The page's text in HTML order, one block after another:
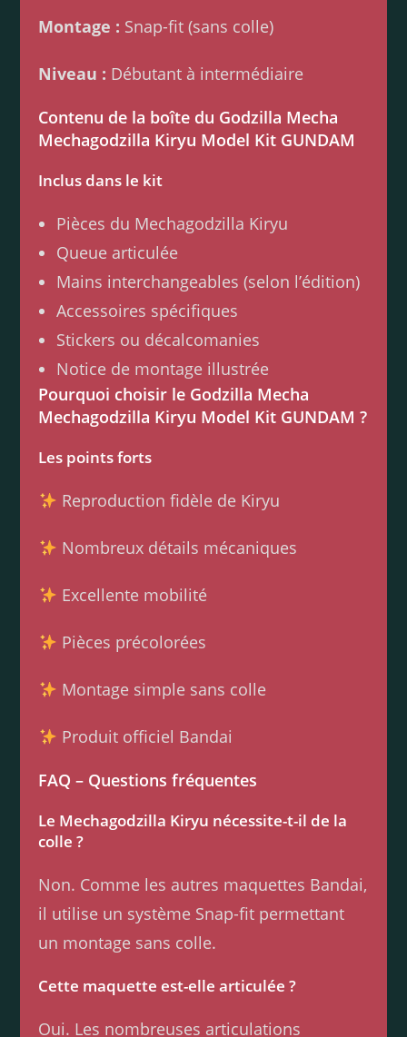
Montage : Snap-fit (sans colle)
Niveau : Débutant à intermédiaire
Contenu de la boîte du Godzilla Mecha
Mechagodzilla Kiryu Model Kit GUNDAM
Inclus dans le kit
Pièces du Mechagodzilla Kiryu
Queue articulée
Mains interchangeables (selon l’édition)
Accessoires spécifiques
Stickers ou décalcomanies
Notice de montage illustrée
Pourquoi choisir le Godzilla Mecha
Mechagodzilla Kiryu Model Kit GUNDAM ?
Les points forts
Reproduction fidèle de Kiryu
Nombreux détails mécaniques
Excellente mobilité
Pièces précolorées
Montage simple sans colle
Produit officiel Bandai
FAQ – Questions fréquentes
Le Mechagodzilla Kiryu nécessite-t-il de la
colle ?
Non. Comme les autres maquettes Bandai,
il utilise un système Snap-fit permettant
un montage sans colle.
Cette maquette est-elle articulée ?
Oui. Les nombreuses articulations